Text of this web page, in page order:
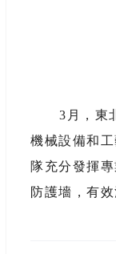
3月，東
機械設備和
隊充分發揮
防護墻，有